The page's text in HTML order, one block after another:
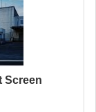
Screen